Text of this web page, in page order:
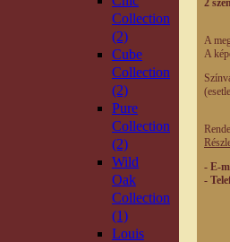
Collection
(2)
Cube
Collection
(2)
Pure
Collection
(2)
Wild
Oak
Collection
(1)
Louis
2
A
A
- E-
-